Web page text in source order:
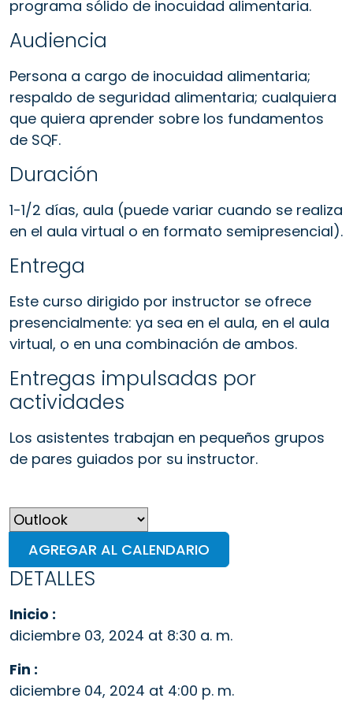
programa sólido de inocuidad alimentaria.
Audiencia
Persona a cargo de inocuidad alimentaria;
respaldo de seguridad alimentaria; cualquiera
que quiera aprender sobre los fundamentos
de SQF.
Duración
1-1/2 días, aula (puede variar cuando se realiza
en el aula virtual o en formato semipresencial).
Entrega
Este curso dirigido por instructor se ofrece
presencialmente: ya sea en el aula, en el aula
virtual, o en una combinación de ambos.
Entregas impulsadas por
actividades
Los asistentes trabajan en pequeños grupos
de pares guiados por su instructor.
AGREGAR AL CALENDARIO
DETALLES
Inicio :
diciembre 03, 2024 at 8:30 a. m.
Fin :
diciembre 04, 2024 at 4:00 p. m.